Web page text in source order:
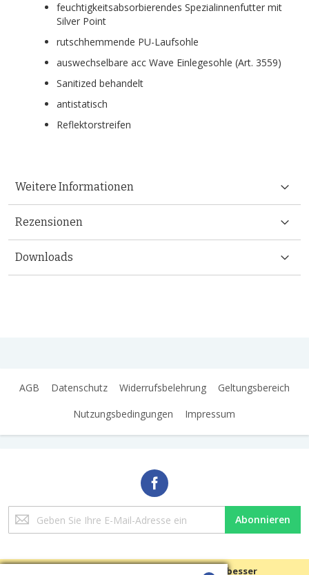
Wir verwenden Cookies, um Ihre Erfahrungen besser
feuchtigkeitsabsorbierendes Spezialinnenfutter mit
Silver Point
rutschhemmende PU-Laufsohle
auswechselbare acc Wave Einlegesohle (Art. 3559)
Sanitized behandelt
antistatisch
Reflektorstreifen
Weitere Informationen
Rezensionen
Downloads
AGB Datenschutz Widerrufsbelehrung
Geltungsbereich
Nutzungsbedingungen
Impressum
Melden
Sie
unseren
Abonnieren